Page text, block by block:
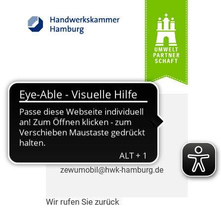
Die ZEWUmobil Berater
freuen sich auf Ihren Anruf.
Telefon: 040 35905-505
zewumobil@hwk-hamburg.de
Wir rufen Sie zurück